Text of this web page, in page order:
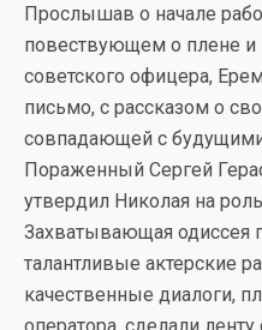
Прослышав о начале
повествующем о плене и
советского офицера,
письмо, с рассказом о
совпадающей с
Пораженный Сергей
утвердил Николая на
Захватывающая одиссея
талантливые актерские
качественные диалоги,